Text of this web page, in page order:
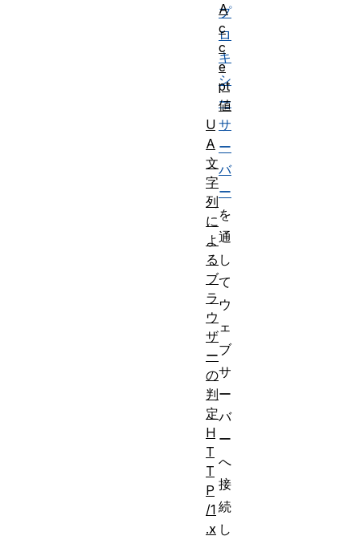
プ
ロ
キ
シ
ー
サ
ー
バ
ー
を
通
し
て
ウ
ェ
ブ
サ
ー
バ
ー
へ
接
続
し
A
c
c
e
pt
値
U
A
文
字
列
に
よ
る
ブ
ラ
ウ
ザ
ー
の
判
定
H
T
T
P
/1
.x